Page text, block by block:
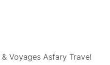
Voyages Asfary Travel